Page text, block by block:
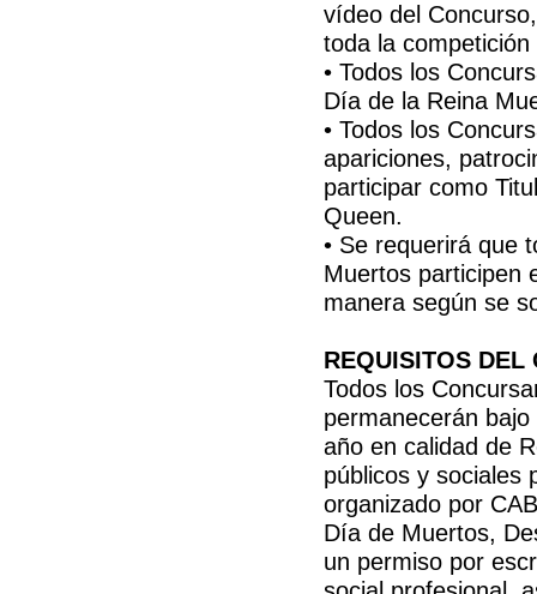
vídeo del
toda la
• Todos los
Día de la Reina
• Todos los
apariciones,
participar como
Queen.
• Se requerirá que
Muertos participen
manera según se
REQUISITOS DEL
Todos los
permanecerán
año en calidad de
públicos y sociales
organizado por
Día de Muertos,
un permiso por